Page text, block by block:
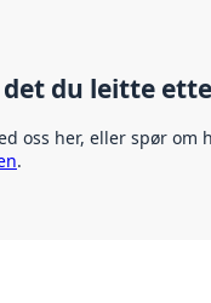
du leitte
oss her, eller spør om
.